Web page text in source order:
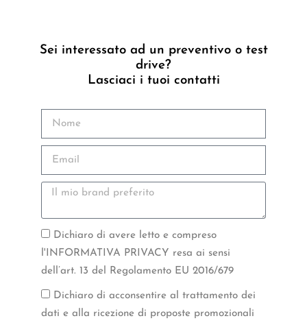
Sei interessato ad un preventivo o test
drive?
Lasciaci i tuoi contatti
Dichiaro di avere letto e compreso
l'INFORMATIVA PRIVACY resa ai sensi
dell’art. 13 del Regolamento EU 2016/679
Dichiaro di acconsentire al trattamento dei
dati e alla ricezione di proposte promozionali